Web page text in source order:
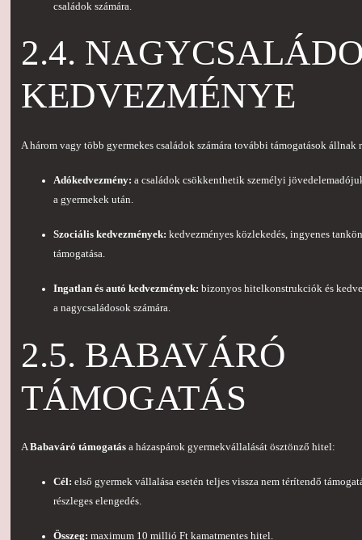
családok számára.
2.4.
KEDVEZMÉNYE
A három vagy több gyermekes családok számára további támogatások állnak
Adókedvezmény: a családok csökkenthetik személyi
a gyermekek után.
Szociális kedvezmények: kedvezményes közlekedés, ingyenes
támogatása.
Ingatlan és autó kedvezmények: bizonyos hitelkonstrukciók és
a nagycsaládosok számára.
2.5. BABAVÁRÓ
TÁMOGATÁS
ABabaváró támogatása házaspárok gyermekvállalását ösztönző hitel:
Cél: első gyermek vállalása esetén teljes vissza nem térítendő
részleges elengedés.
Összeg: maximum 10 millió Ft kamatmentes hitel.